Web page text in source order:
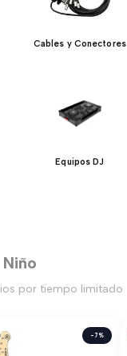
Cables y Conectores
Equipos DJ
por tiempo limitado
-7%